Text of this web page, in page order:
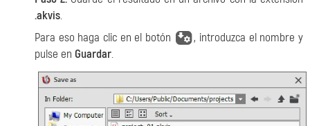
.akvis.
Para eso haga clic en el botón
, introduzca el nombre y
pulse en Guardar.